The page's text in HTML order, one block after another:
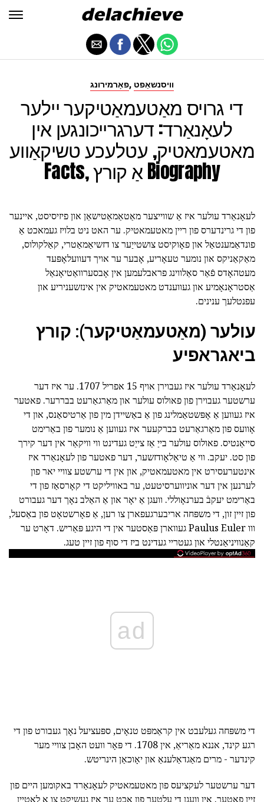
פאָרמירונג, וויסנשאַפט
די גרויס מאַטעמאַטיקער יילער
לעאָנאַרד: דערגרייכונגען אין
מאטעמאטיק, עטלעכע טשיקאַווע
Facts, אַ קורץ Biography
לעאָנאַרד עולער איז אַ שווייצער מאַטאַמאַטישאַן און פיזיסיסט, איינער
פון די גרינדערס פון ריין מאטעמאטיק. ער האט ניט בלויז געמאכט אַ
פונדאַמענטאַל און פאָוקיסט צושטייַער צו דזשיאַמאַטרי, קאַלקולוס,
מאַקאַניקס און נומער טעאָריע, אָבער ער אויך דעוועלאָפּעד
מעטהאָדס פֿאַר סאַלווינג פראבלעמען אין אָבסערוואַטיאָנאַל
אַסטראָנאָמיע און געווענדט מאטעמאטיק אין אינזשעניריע און
עפנטלעך ענינים.
עולער (מאַטעמאַטיקער): קורץ
ביאגראפיע
לעאָנאַרד עולער איז געבוירן אויף 15 אפריל 1707. ער איז דער
ערשטער געבוירן פון פאולוס עולער און מאַרגאַרעט בבררער. פאטער
איז געווען אַ אָפּשטאַמלינג פון אַ באַשיידן מין פון אַרטיסאַנס, און די
אָוועס פון מאַרגאַרעט בברקעער איז געווען אַ נומער פון באַרימט
סייאַנטיס. פאולוס עולער בייַ אַז צייַט געדינט ווי וויקאַר אין דער קירך
פון סט. יעקב. ווי אַ טיאַלאָודזשער, דער פאטער פון לעאָנאַרד איז
אינטערעסירט אין מאטעמאטיק, און אין די ערשטע צוויי יאר פון
לערנען אין דער אוניווערסיטעט, ער באוויליקט די קאָרסאַז פון די
באַרימט יעקבֿ בערנאָוללי. וועגן אַ יאָר און אַ האַלב נאָך דער געבורט
פון זיין זון, די משפּחה אריבערגעפארן צו רען, אַ פאָרשטאָט פון באַסעל,
ווו Paulus Euler געווארן פּאַסטער אין די היגע פּאַריש. דאָרט ער
קאַנוויניאַנטלי און געטריי געדינט ביז די סוף פון זיין טעג.
ad
די משפּחה געלעבט אין קראַמפּט טנאָים, ספּעציעל נאָך געבורט פון די
רגע קינד, אננא מאַריאַ, אין 1708. די פּאָר וועט האָבן צוויי מער
קינדער - מרים מאַגדאַלענאַ און יאָוכאַן הינריטש.
דער ערשטער לעקציעס פון מאטעמאטיק לעאָנאַרד באקומען היים פון
זיין פאטער. אין וועגן די עלטער פון אַכט ער איז געשיקט צו אַ לאַטייַן